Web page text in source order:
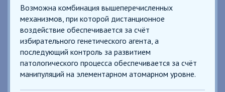
Возможна комбинация вышеперечисленных
механизмов, при которой дистанционное
воздействие обеспечивается за счёт
избирательного генетического агента, а
последующий контроль за развитием
патологического процесса обеспечивается за счёт
манипуляций на элементарном атомарном уровне.